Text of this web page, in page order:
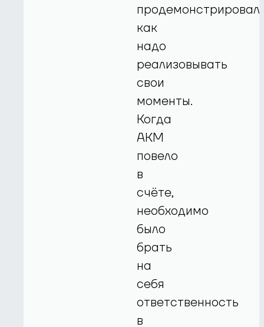
продемонстрировал,
как
надо
реализовывать
свои
моменты.
Когда
АКМ
повело
в
счёте,
необходимо
было
брать
на
себя
ответственность
в